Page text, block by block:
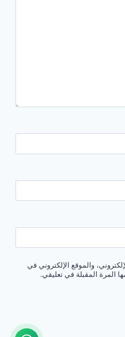
والموقع الإلكتروني في
المرة المقبلة في تعليقي.